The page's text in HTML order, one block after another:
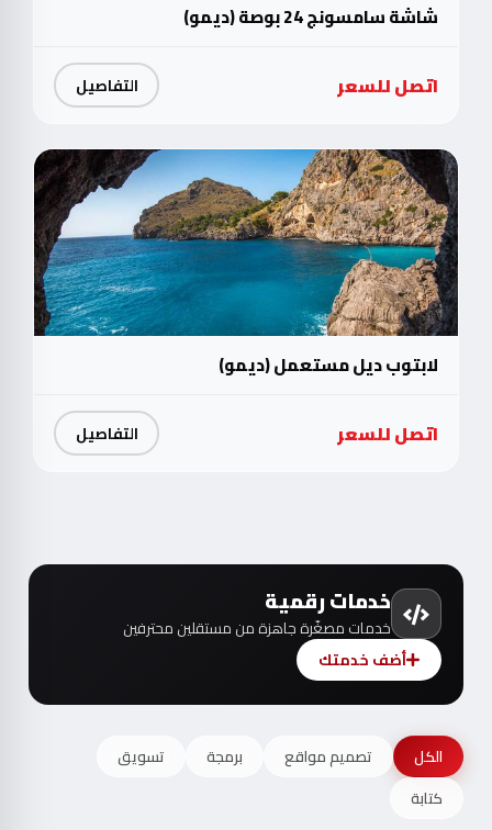
شاشة سامسونج 24 بوصة (ديمو)
اتصل للسعر التفاصيل
لابتوب ديل مستعمل (ديمو)
اتصل للسعر التفاصيل
خدمات رقمية
خدمات مصغّرة جاهزة من مستقلين محترفين
أضف خدمتك
الكل تصميم مواقع برمجة
تسويق
كتابة